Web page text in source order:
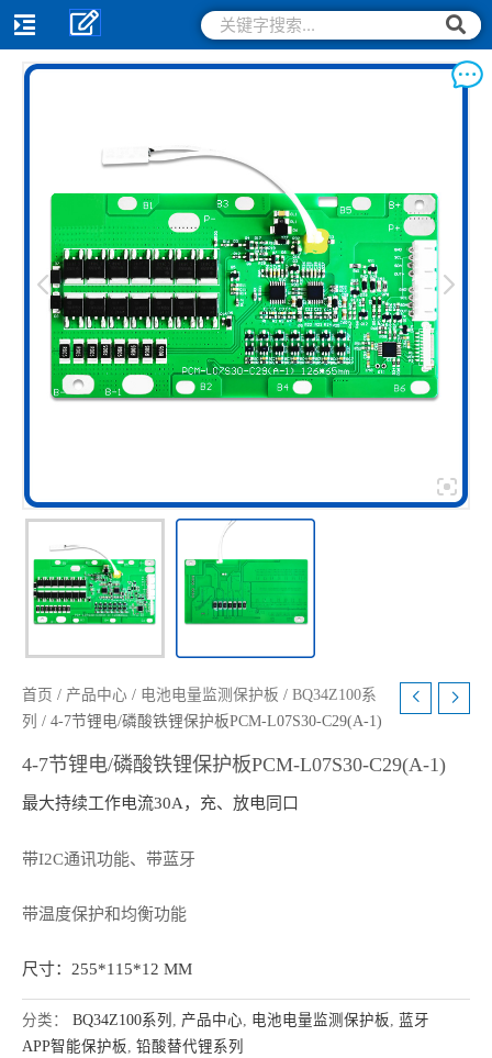
跳
至
搜
索
搜
索
首页 / 产品中心 / 电池电量监测保护板 / BQ34Z100系
列 / 4-7节锂电/磷酸铁锂保护板PCM-L07S30-C29(A-1)
4-7节锂电/磷酸铁锂保护板PCM-L07S30-C29(A-1)
最大持续工作电流30A，充、放电同口
带I2C通讯功能、带蓝牙
带温度保护和均衡功能
尺寸：255*115*12 MM
分类： BQ34Z100系列 产品中心 电池电量监测保护板
蓝牙
APP智能保护板 铅酸替代锂系列